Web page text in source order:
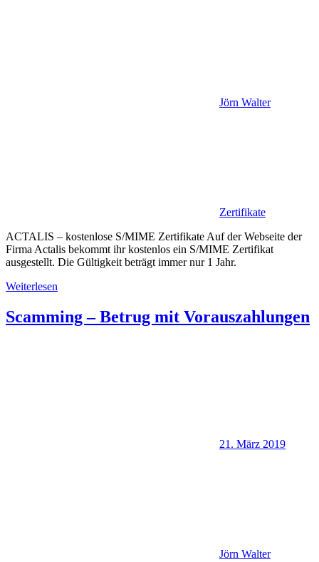
Jörn Walter
Zertifikate
ACTALIS – kostenlose S/MIME Zertifikate Auf der Webseite der
Firma Actalis bekommt ihr kostenlos ein S/MIME Zertifikat
ausgestellt. Die Gültigkeit beträgt immer nur 1 Jahr.
Weiterlesen
Scamming – Betrug mit Vorauszahlungen
21. März 2019
Jörn Walter